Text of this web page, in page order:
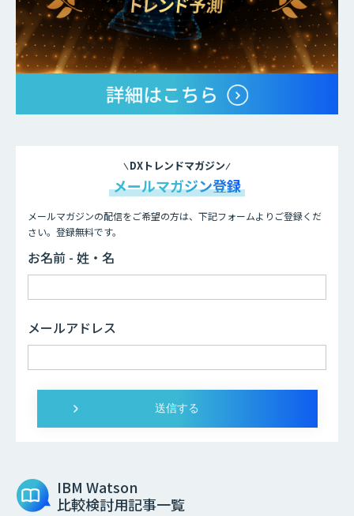
DXトレンドマガジン
メールマガジン登録
メールマガジンの配信をご希望の方は、下記フォームよりご登録くだ
さい。登録無料です。
お名前 - 姓・名
メールアドレス
IBM Watson
比較検討用記事一覧